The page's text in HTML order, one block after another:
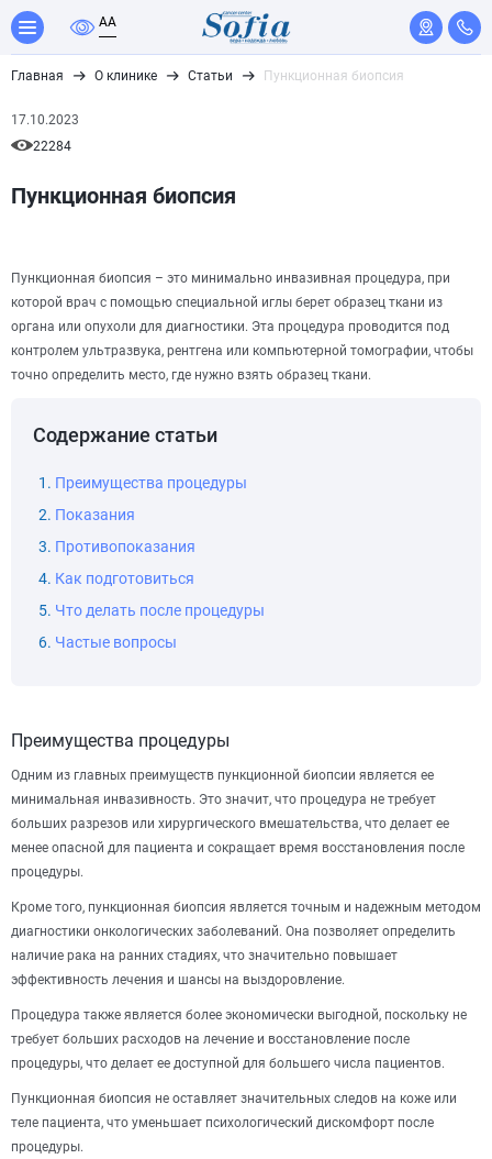
AA
Главная О клинике Статьи Пункционная биопсия
17.10.2023
22284
Пункционная биопсия
Пункционная биопсия – это минимально инвазивная процедура, при
которой врач с помощью специальной иглы берет образец ткани из
органа или опухоли для диагностики. Эта процедура проводится под
контролем ультразвука, рентгена или компьютерной томографии, чтобы
точно определить место, где нужно взять образец ткани.
Содержание статьи
Преимущества процедуры
Показания
Противопоказания
Как подготовиться
Что делать после процедуры
Частые вопросы
Преимущества процедуры
Одним из главных преимуществ пункционной биопсии является ее
минимальная инвазивность. Это значит, что процедура не требует
больших разрезов или хирургического вмешательства, что делает ее
менее опасной для пациента и сокращает время восстановления после
процедуры.
Кроме того, пункционная биопсия является точным и надежным методом
диагностики онкологических заболеваний. Она позволяет определить
наличие рака на ранних стадиях, что значительно повышает
эффективность лечения и шансы на выздоровление.
Процедура также является более экономически выгодной, поскольку не
требует больших расходов на лечение и восстановление после
процедуры, что делает ее доступной для большего числа пациентов.
Пункционная биопсия не оставляет значительных следов на коже или
теле пациента, что уменьшает психологический дискомфорт после
процедуры.